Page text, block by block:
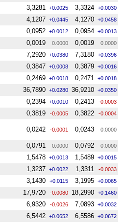
3,3281 +0.0025 3,3324 +0.0030
4,1207 +0.0445 4,1270 +0.0458
0,0952 +0.0012 0,0954 +0.0013
0,0019 0.0000 0,0019 0.0000
7,2920 +0.0380 7,3180 +0.0396
0,3847 +0.0008 0,3879 +0.0016
0,2469 +0.0018 0,2471 +0.0018
36,7890 +0.0280 36,9210 +0.0350
0,2394 +0.0010 0,2413 -0.0003
0,3819 -0.0005 0,3822 -0.0004
0,0242 -0.0001 0,0243 0.0000
0,0791 0.0000 0,0792 0.0000
1,5478 +0.0013 1,5489 +0.0015
1,3237 +0.0022 1,3311 -0.0033
3,1430 +0.0115 3,1995 +0.0065
17,9720 -0.0080 18,2990 +0.1460
6,9320 -0.0026 7,0893 +0.0032
6,5442 +0.0652 6,5586 +0.0672